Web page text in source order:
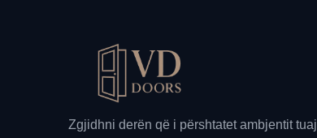
Zgjidhni derën që i përshtatet ambjentit tuaj